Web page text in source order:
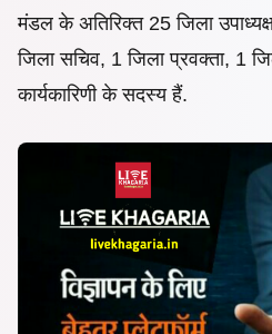
मंडल के अतिरिक्त 25 जिला
जिला सचिव, 1 जिला प्रवक्ता, 1
कार्यकारिणी के सदस्य हैं.